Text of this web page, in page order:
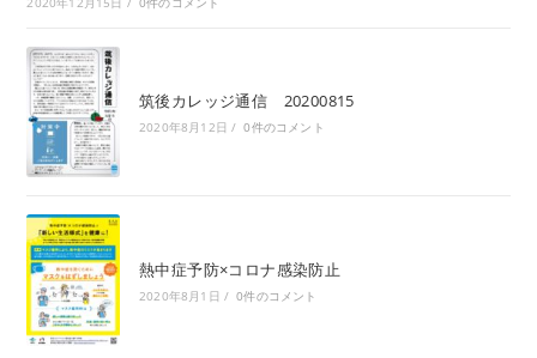
筑後カレッジ通信 20200815
2020年8月12日 / 0件のコメント
熱中症予防×コロナ感染防止
2020年8月1日 / 0件のコメント